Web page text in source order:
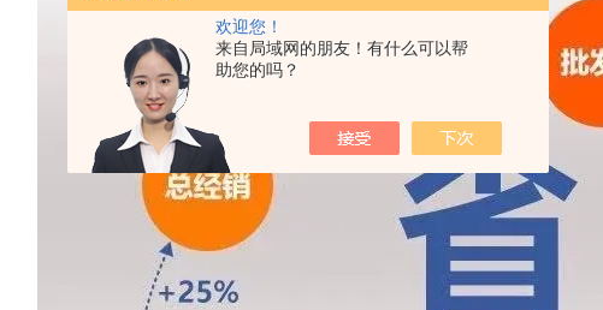
欢迎您！
来自局域网的朋友！有什么可以帮
助您的吗？